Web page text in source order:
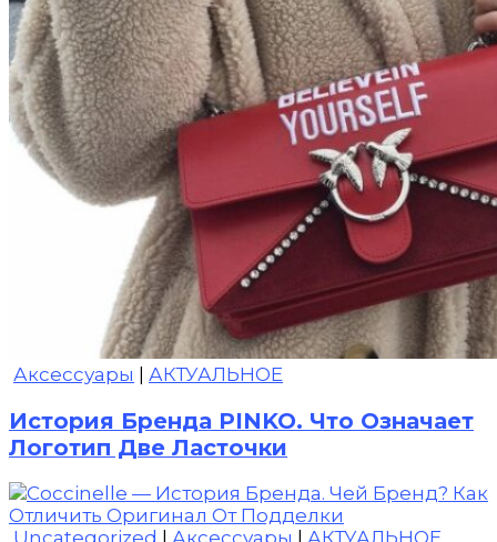
Аксессуары | АКТУАЛЬНОЕ
История Бренда PINKO. Что Означает
Логотип Две Ласточки